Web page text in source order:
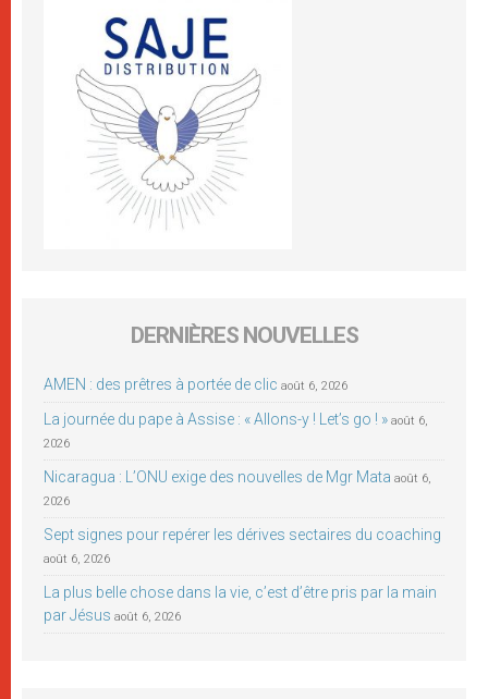
DERNIÈRES NOUVELLES
AMEN : des prêtres à portée de clic août 6, 2026
La journée du pape à Assise : « Allons-y ! Let’s go ! » août 6,
2026
Nicaragua : L’ONU exige des nouvelles de Mgr Mata août 6,
2026
Sept signes pour repérer les dérives sectaires du coaching
août 6, 2026
La plus belle chose dans la vie, c’est d’être pris par la main
par Jésus août 6, 2026